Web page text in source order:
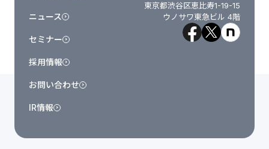
東京都渋谷区恵比寿1-19-15
ウノサワ東急ビル 4階
ニュース
セミナー
採用情報
お問い合わせ
IR情報